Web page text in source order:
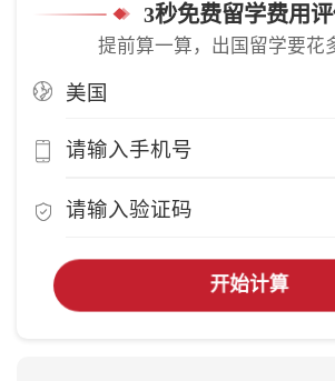
3秒免费留学费用
提前算一算，出国留学要花
开始计算